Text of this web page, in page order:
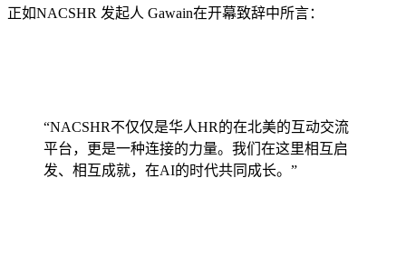
正如NACSHR 发起人 Gawain在开幕致辞中所言：
“NACSHR不仅仅是华人HR的在北美的互动交流
平台，更是一种连接的力量。我们在这里相互启
发、相互成就，在AI的时代共同成长。”